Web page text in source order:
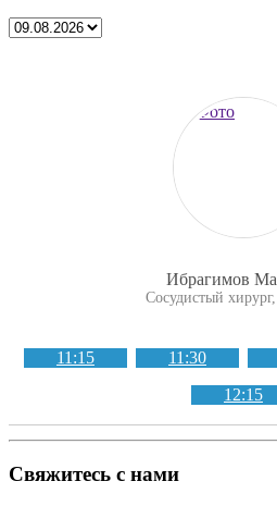
Ибрагимов
Сосудистый
11:15 11:30
12:15
Свяжитесь с нами